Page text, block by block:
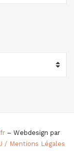
– Webdesign par
/ Mentions Légales